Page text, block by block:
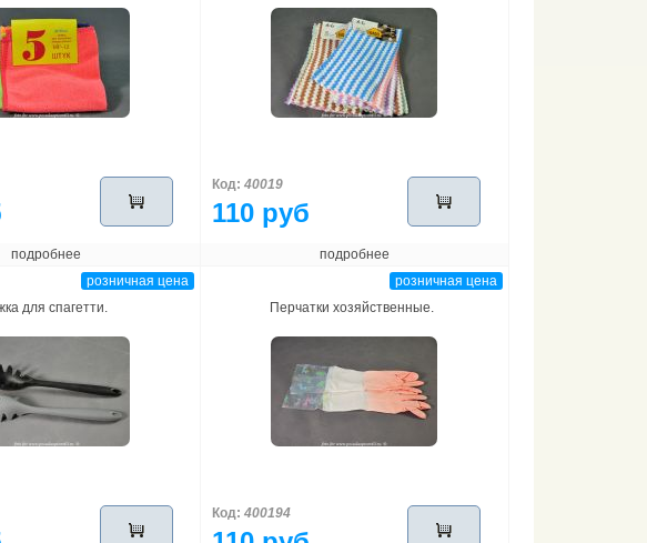
подробнее
Код: 40019
110 руб
подробнее
розничная цена
для спагетти.
розничная цена
Перчатки хозяйственные.
Код: 400194